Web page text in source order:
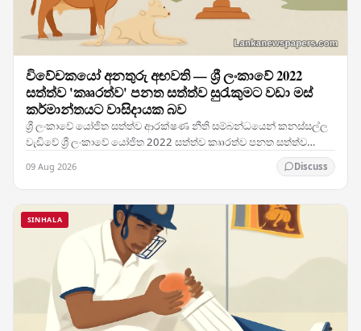
විවේචකයෝ අනතුරු අඟවති — ශ්‍රී ලංකාවේ 2022
සත්ත්ව 'කෲරත්ව' පනත සත්ත්ව සුරැකුමට වඩා මස්
කර්මාන්තයට වාසිදායක බව
ශ්‍රී ලංකාවේ යෝජිත සත්ත්ව ආරක්ෂණ නීති සම්බන්ධයෙන් කනස්සල්ල
වැඩිවේ ශ්‍රී ලංකාවේ යෝජිත 2022 සත්ත්ව කෲරත්ව පනත සත්ත්ව
09 Aug 2026 Discuss
SINHALA